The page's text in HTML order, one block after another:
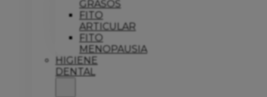
GRASOS
FITO
ARTICULAR
FITO
MENOPAUSIA
HIGIENE
DENTAL